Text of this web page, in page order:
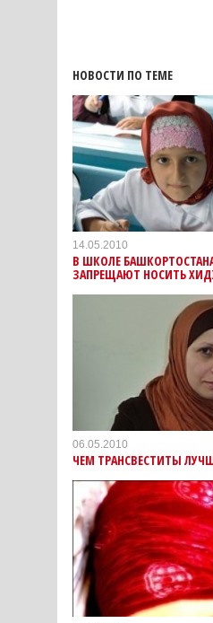
НОВОСТИ ПО ТЕМЕ
14.05.2010
В ШКОЛЕ
ЗАПРЕЩАЮТ НОСИТЬ
06.05.2010
ЧЕМ ТРАНСВЕСТИТЫ